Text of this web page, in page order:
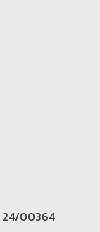
24/00364